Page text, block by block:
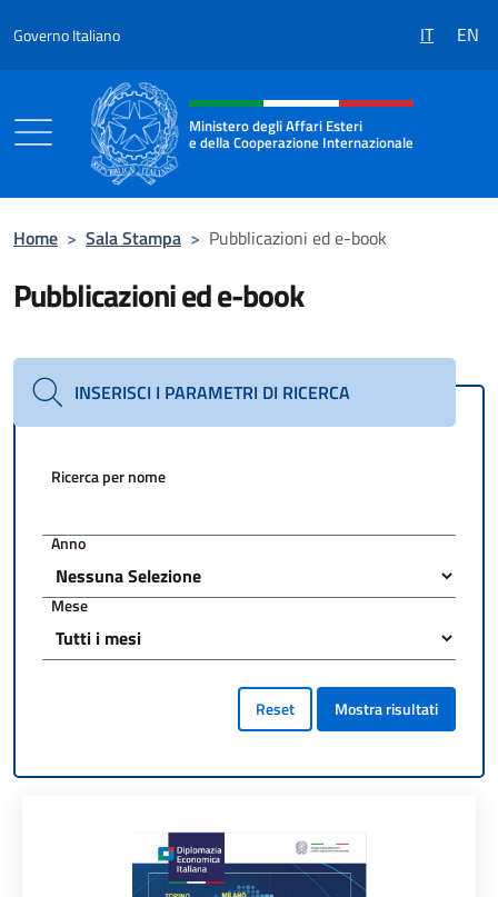
Governo Italiano IT EN
Intestazione sito, social e menù
Ministero degli Affari Esteri
e della Cooperazione Internazionale
Home > Sala Stampa > Pubblicazioni ed e-book
Pubblicazioni ed e-book
INSERISCI I PARAMETRI DI RICERCA
Ricerca per nome
Anno
Mese
Reset Mostra risultati